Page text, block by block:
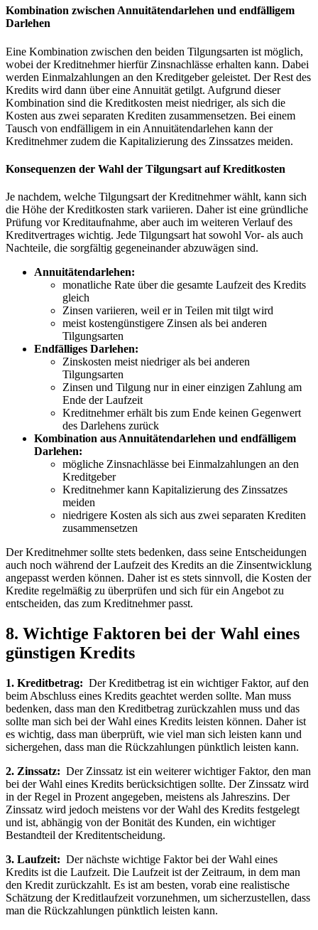
Kombination‍ zwischen ‍Annuitätendarlehen und endfälligem
Darlehen
Eine Kombination zwischen⁤ den beiden​ Tilgungsarten ⁣ist möglich,
wobei ⁤der Kreditnehmer‌ hierfür ⁤Zinsnachlässe ‍erhalten ​kann. Dabei
werden Einmalzahlungen an den Kreditgeber geleistet. ‌Der Rest des
Kredits wird dann über eine ‌Annuität ⁢getilgt. Aufgrund dieser
Kombination sind die Kreditkosten ‍meist niedriger, als sich⁤ die
Kosten aus ​zwei separaten Krediten zusammensetzen. ​Bei einem
Tausch von​ endfälligem in ein Annuitätendarlehen kann der
Kreditnehmer zudem die Kapitalizierung des Zinssatzes ‍meiden.
Konsequenzen der Wahl der Tilgungsart auf Kreditkosten
Je nachdem, welche Tilgungsart der Kreditnehmer wählt, kann sich
⁢die Höhe der Kreditkosten stark variieren.⁢ Daher ist eine gründliche
Prüfung vor Kreditaufnahme, ‍aber auch im weiteren Verlauf ‍des
Kreditvertrages ⁤wichtig. Jede Tilgungsart hat sowohl Vor-​ als auch
Nachteile, ​die sorgfältig​ gegeneinander‍ abzuwägen sind.
Annuitätendarlehen:
monatliche Rate über die gesamte Laufzeit⁢ des Kredits
gleich
Zinsen variieren, ⁤weil er in⁢ Teilen mit tilgt wird
meist kostengünstigere Zinsen als bei anderen
Tilgungsarten
Endfälliges Darlehen:
Zinskosten meist niedriger als bei anderen
Tilgungsarten
Zinsen und Tilgung nur in einer⁤ einzigen Zahlung ‍am
Ende der‌ Laufzeit
Kreditnehmer⁣ erhält⁢ bis zum ⁤Ende keinen Gegenwert​
des ‌Darlehens‍ zurück
Kombination ‌aus Annuitätendarlehen und endfälligem
Darlehen:
mögliche Zinsnachlässe‍ bei Einmalzahlungen an den
Kreditgeber
Kreditnehmer kann Kapitalizierung‍ des Zinssatzes⁢
meiden
niedrigere Kosten als sich aus zwei separaten Krediten
zusammensetzen
Der Kreditnehmer sollte stets bedenken, dass seine​ Entscheidungen
auch noch während⁤ der⁤ Laufzeit des⁤ Kredits⁤ an ‌die Zinsentwicklung
angepasst werden können. Daher ist es stets sinnvoll, die⁢ Kosten ‍der
⁢Kredite regelmäßig‍ zu überprüfen und sich für ein Angebot ​zu
entscheiden,​ das⁢ zum Kreditnehmer passt.
8. Wichtige Faktoren‍ bei⁣ der‍ Wahl eines
günstigen ⁣Kredits
1.‌ Kreditbetrag: ⁣ Der Kreditbetrag ​ist⁣ ein wichtiger Faktor, auf den
⁢beim Abschluss‍ eines Kredits geachtet‍ werden sollte. ‌Man ‍muss
‌bedenken, dass⁣ man den Kreditbetrag zurückzahlen muss und das
sollte man sich bei ​der Wahl eines⁤ Kredits leisten können. Daher ist
es ‍wichtig, ‍dass man ⁣überprüft, wie viel man sich leisten kann und
sichergehen, dass man die Rückzahlungen pünktlich leisten kann.
2. Zinssatz: ‍ Der Zinssatz‍ ist​ ein weiterer wichtiger Faktor, den man
bei ‌der Wahl eines Kredits ‌berücksichtigen sollte. Der Zinssatz wird
in der Regel in Prozent angegeben, meistens⁢ als⁤ Jahreszins. Der
Zinssatz‌ wird jedoch meistens​ vor ​der ⁤Wahl des Kredits festgelegt
und ist, abhängig ​von der Bonität des​ Kunden, ein wichtiger
Bestandteil ‌der‌ Kreditentscheidung.
3. Laufzeit: ‌ Der⁣ nächste wichtige Faktor bei der Wahl eines
Kredits ‍ist‌ die‍ Laufzeit.​ Die Laufzeit ist der Zeitraum, in dem man
den Kredit‌ zurückzahlt. Es‍ ist am ⁤besten,⁤ vorab eine⁣ realistische
⁤Schätzung der Kreditlaufzeit vorzunehmen, um sicherzustellen, dass
⁤man die​ Rückzahlungen pünktlich‌ leisten kann.